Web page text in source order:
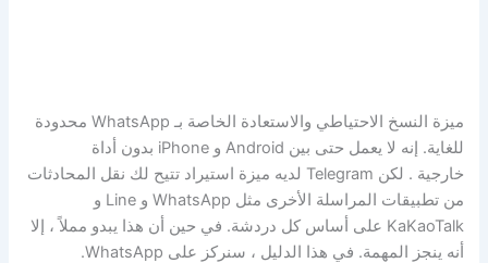
ميزة النسخ الاحتياطي والاستعادة الخاصة بـ WhatsApp محدودة
للغاية. إنه لا يعمل حتى بين Android و iPhone بدون أداة
خارجية . لكن Telegram لديه ميزة استيراد تتيح لك نقل المحادثات
من تطبيقات المراسلة الأخرى مثل WhatsApp و Line و
KaKaoTalk على أساس كل دردشة. في حين أن هذا يبدو مملاً ، إلا
أنه ينجز المهمة. في هذا الدليل ، سنركز على WhatsApp.